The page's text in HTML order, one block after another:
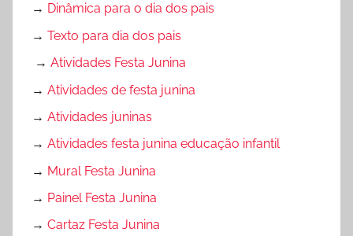
→ Dinâmica para o dia dos pais
→ Texto para dia dos pais
→ Atividades Festa Junina
→ Atividades de festa junina
→ Atividades juninas
→ Atividades festa junina educação infantil
→ Mural Festa Junina
→ Painel Festa Junina
→ Cartaz Festa Junina